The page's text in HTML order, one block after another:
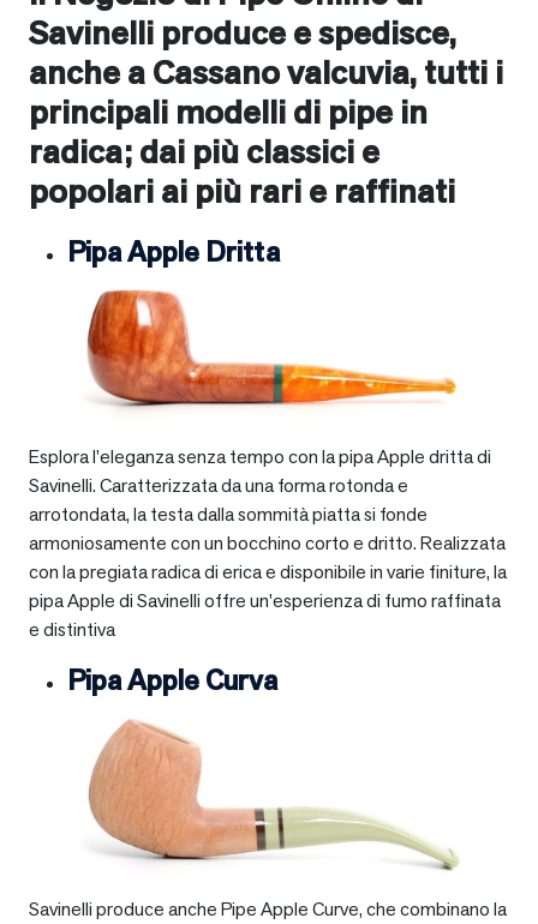
Savinelli produce e spedisce,
anche aCassano valcuvia, tutti i
principali modelli di pipe in
radica; dai più classici e
popolari ai più rari e raffinati
Pipa Apple Dritta
Esplora l’eleganza senza tempo con la pipa Apple dritta di
Savinelli. Caratterizzata da una forma rotonda e
arrotondata, la testa dalla sommità piatta si fonde
armoniosamente con un bocchino corto e dritto. Realizzata
con la pregiata radica di erica e disponibile in varie finiture, la
pipa Apple di Savinelli offre un’esperienza di fumo raffinata
e distintiva
Pipa Apple Curva
Savinelli produce anche Pipe Apple Curve, che combinano la